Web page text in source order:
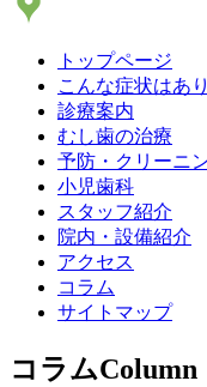
トップページ
こんな症状はあ
診療案内
むし歯の治療
予防・クリーニ
小児歯科
スタッフ紹介
院内・設備紹介
アクセス
コラム
サイトマップ
コラムColumn